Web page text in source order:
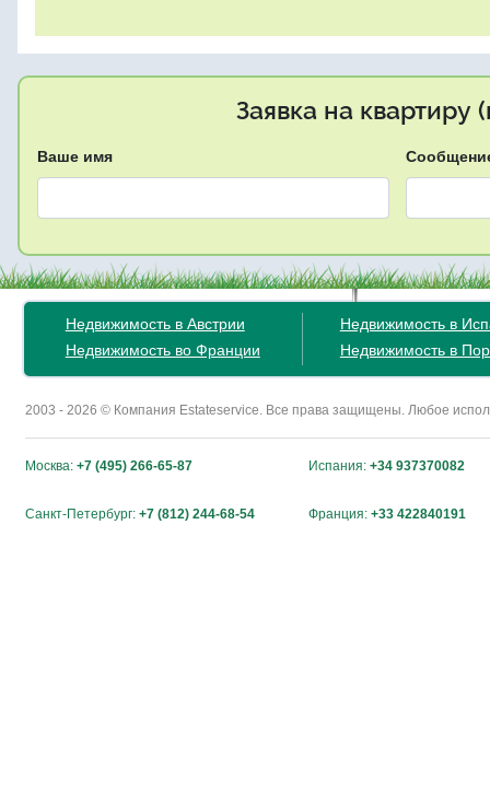
Заявка на квартиру
Ваше имя
Недвижимость в Австрии
Недвижимость во Франции
Недвижимость в
Недвижимость в
2003 - 2026 © Компания Estateservice. Все права защищены. Любое
Москва: +7 (495) 266-65-87 Испания: +34 937370082
Санкт-Петербург: +7 (812) 244-68-54 Франция: +33 422840191